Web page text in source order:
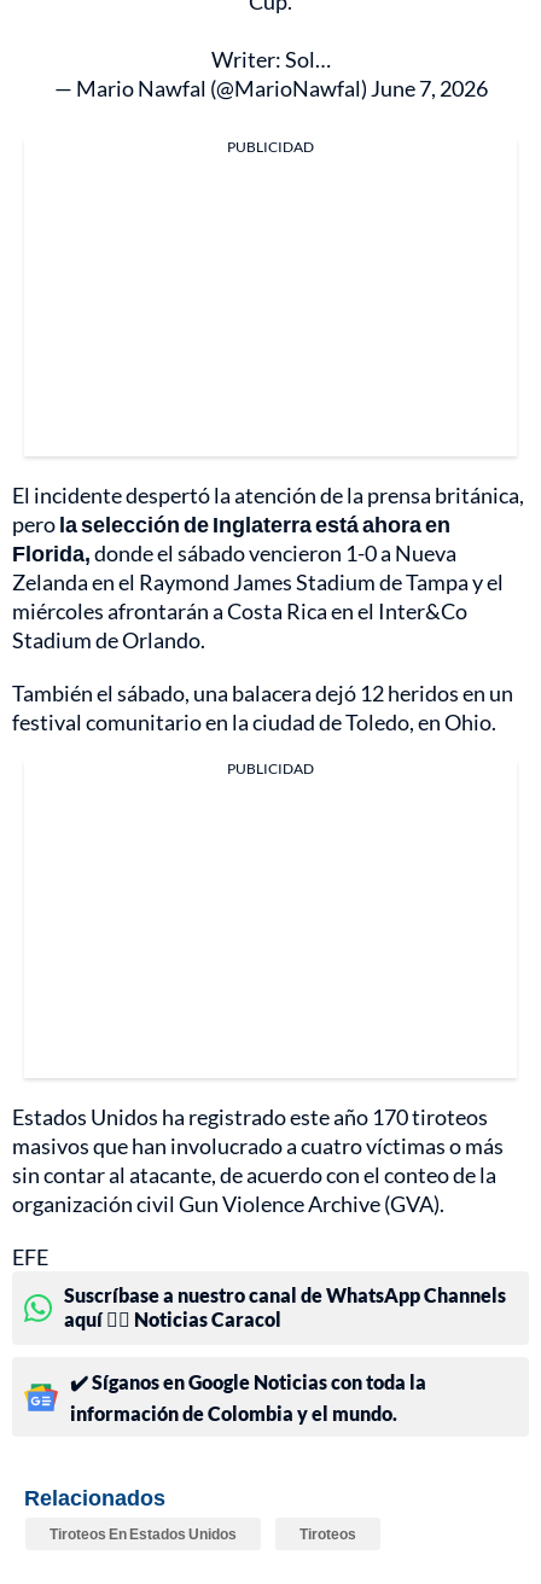
Writer: Sol…
— Mario Nawfal (@MarioNawfal) June 7, 2026
PUBLICIDAD
El incidente despertó la atención de la prensa británica,
perola selección de Inglaterra está ahora en
Florida,donde el sábado vencieron 1-0 a Nueva
Zelanda en el Raymond James Stadium de Tampa y el
miércoles afrontarán a Costa Rica en el Inter&Co
Stadium de Orlando.
También el sábado, una balacera dejó 12 heridos en un
festival comunitario en la ciudad de Toledo, en Ohio.
PUBLICIDAD
Estados Unidos ha registrado este año 170 tiroteos
masivos que han involucrado a cuatro víctimas o más
sin contar al atacante, de acuerdo con el conteo de la
organización civil Gun Violence Archive (GVA).
EFE
Suscríbase a nuestro canal de WhatsApp Channels
aquí 👉🏻 Noticias Caracol
✔️ Síganos en Google Noticias con toda la
información de Colombia y el mundo.
Relacionados
Tiroteos En Estados Unidos Tiroteos